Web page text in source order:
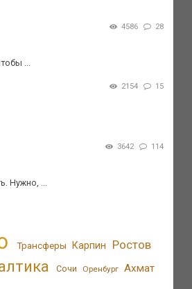
4586 28
...
2154 15
3642 114
Нужно, ...
Трансферы Карпин Ростов
Сочи Оренбург Ахмат